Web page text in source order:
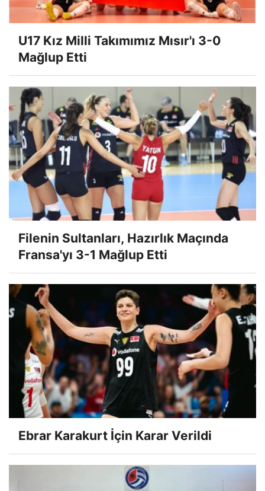
U17 Kız Milli Takımımız Mısır'ı 3-0
Mağlup Etti
Filenin Sultanları, Hazırlık Maçında
Fransa'yı 3-1 Mağlup Etti
Ebrar Karakurt İçin Karar Verildi